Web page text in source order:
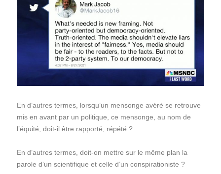
En d’autres termes, lorsqu’un mensonge avéré se retrouve
mis en avant par un politique, ce mensonge, au nom de
l’équité, doit-il être rapporté, répété ?
En d’autres termes, doit-on mettre sur le même plan la
parole d’un scientifique et celle d’un conspirationiste ?